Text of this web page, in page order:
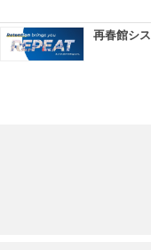
再春館シ